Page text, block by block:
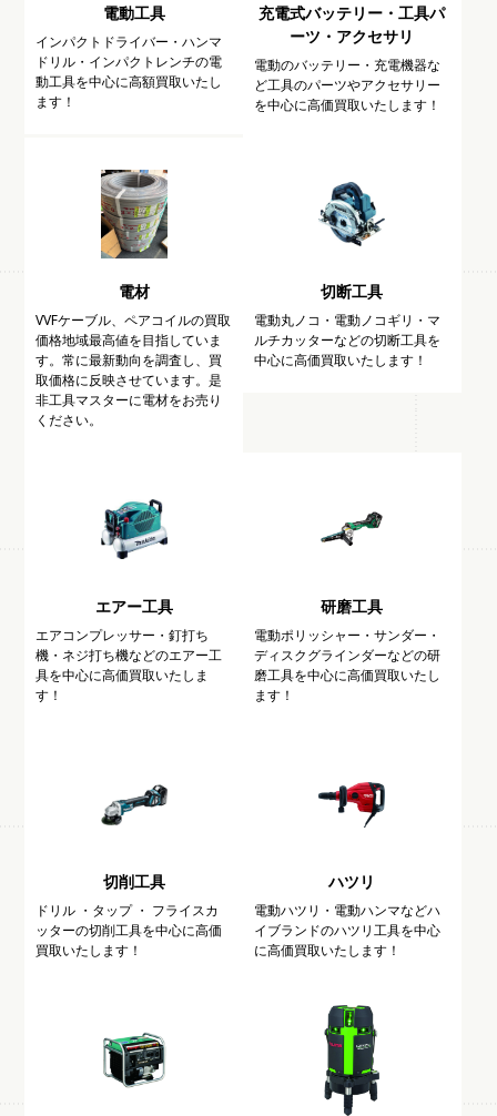
電動工具
インパクトドライバー・ハンマ
ドリル・インパクトレンチの電
動工具を中心に高額買取いたし
ます！
充電式バッテリー・工具パ
ーツ・アクセサリ
電動のバッテリー・充電機器な
ど工具のパーツやアクセサリー
を中心に高価買取いたします！
電材
VVFケーブル、ペアコイルの買取
価格地域最高値を目指していま
す。常に最新動向を調査し、買
取価格に反映させています。是
非工具マスターに電材をお売り
ください。
切断工具
電動丸ノコ・電動ノコギリ・マ
ルチカッターなどの切断工具を
中心に高価買取いたします！
エアー工具
エアコンプレッサー・釘打ち
機・ネジ打ち機などのエアー工
具を中心に高価買取いたしま
す！
研磨工具
電動ポリッシャー・サンダー・
ディスクグラインダーなどの研
磨工具を中心に高価買取いたし
ます！
切削工具
ドリル ・タップ ・ フライスカ
ッターの切削工具を中心に高価
買取いたします！
ハツリ
電動ハツリ・電動ハンマなどハ
イブランドのハツリ工具を中心
に高価買取いたします！